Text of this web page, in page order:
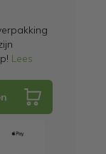
Lees